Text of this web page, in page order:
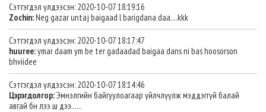
Сэтгэгдэл үлдээсэн: 2020-10-07 18:19:16
Zochin:Neg gazar untaj baigaad l barigdana daa....kkk
Сэтгэгдэл үлдээсэн: 2020-10-07 18:17:47
huuree:ymar daam ym be ter gadaadad baigaa dans ni bas hoosorson
bhviidee
Сэтгэгдэл үлдээсэн: 2020-10-07 18:14:46
Цэрэгдолгор:Эмнэлгийн байгуулоагаар үйлчлүүлж мэддэггүй балай
авгай бн лээ ш дээ......